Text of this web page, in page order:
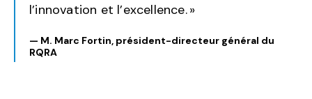
l’innovation et l’excellence. »
— M. Marc Fortin, président-directeur général du
RQRA